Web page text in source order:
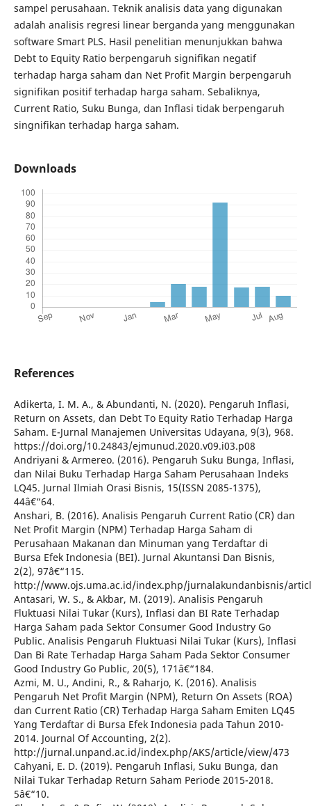
sampel perusahaan. Teknik analisis data yang digunakan
adalah analisis regresi linear berganda yang menggunakan
software Smart PLS. Hasil penelitian menunjukkan bahwa
Debt to Equity Ratio berpengaruh signifikan negatif
terhadap harga saham dan Net Profit Margin berpengaruh
signifikan positif terhadap harga saham. Sebaliknya,
Current Ratio, Suku Bunga, dan Inflasi tidak berpengaruh
singnifikan terhadap harga saham.
Downloads
References
Adikerta, I. M. A., & Abundanti, N. (2020). Pengaruh Inflasi,
Return on Assets, dan Debt To Equity Ratio Terhadap Harga
Saham. E-Jurnal Manajemen Universitas Udayana, 9(3), 968.
https://doi.org/10.24843/ejmunud.2020.v09.i03.p08
Andriyani & Armereo. (2016). Pengaruh Suku Bunga, Inflasi,
dan Nilai Buku Terhadap Harga Saham Perusahaan Indeks
LQ45. Jurnal Ilmiah Orasi Bisnis, 15(ISSN 2085-1375),
44â€“64.
Anshari, B. (2016). Analisis Pengaruh Current Ratio (CR) dan
Net Profit Margin (NPM) Terhadap Harga Saham di
Perusahaan Makanan dan Minuman yang Terdaftar di
Bursa Efek Indonesia (BEI). Jurnal Akuntansi Dan Bisnis,
2(2), 97â€“115.
http://www.ojs.uma.ac.id/index.php/jurnalakundanbisnis/
Antasari, W. S., & Akbar, M. (2019). Analisis Pengaruh
Fluktuasi Nilai Tukar (Kurs), Inflasi dan BI Rate Terhadap
Harga Saham pada Sektor Consumer Good Industry Go
Public. Analisis Pengaruh Fluktuasi Nilai Tukar (Kurs), Inflasi
Dan Bi Rate Terhadap Harga Saham Pada Sektor Consumer
Good Industry Go Public, 20(5), 171â€“184.
Azmi, M. U., Andini, R., & Raharjo, K. (2016). Analisis
Pengaruh Net Profit Margin (NPM), Return On Assets (ROA)
dan Current Ratio (CR) Terhadap Harga Saham Emiten LQ45
Yang Terdaftar di Bursa Efek Indonesia pada Tahun 2010-
2014. Journal Of Accounting, 2(2).
http://jurnal.unpand.ac.id/index.php/AKS/article/view/473
Cahyani, E. D. (2019). Pengaruh Inflasi, Suku Bunga, dan
Nilai Tukar Terhadap Return Saham Periode 2015-2018.
5â€“10.